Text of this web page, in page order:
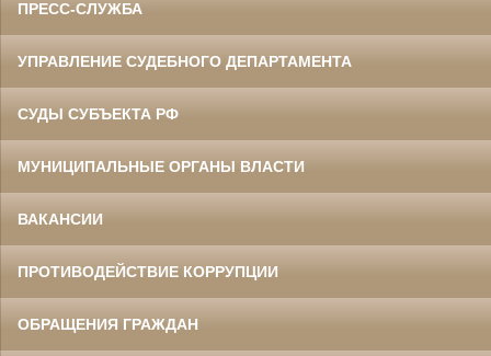
ПРЕСС-СЛУЖБА
УПРАВЛЕНИЕ СУДЕБНОГО ДЕПАРТАМЕНТА
СУДЫ СУБЪЕКТА РФ
МУНИЦИПАЛЬНЫЕ ОРГАНЫ ВЛАСТИ
ВАКАНСИИ
ПРОТИВОДЕЙСТВИЕ КОРРУПЦИИ
ОБРАЩЕНИЯ ГРАЖДАН